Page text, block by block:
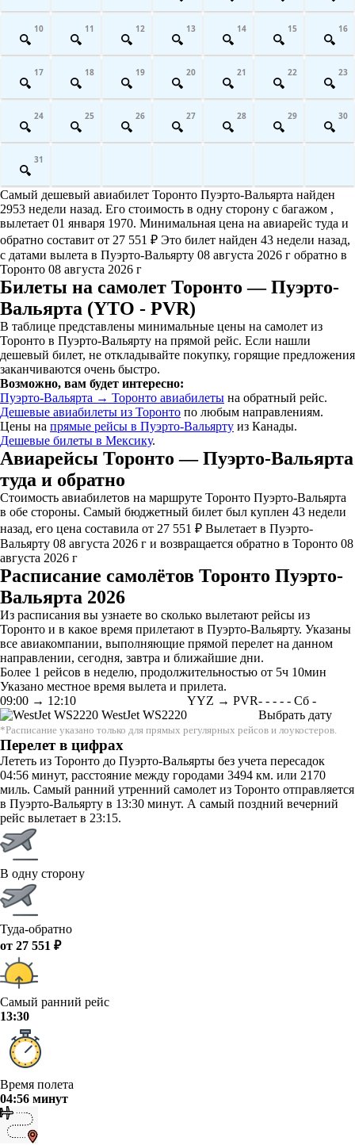
10 11 12 13 14 15 16
17 18 19 20 21 22 23
24 25 26 27 28 29 30
31
Самый дешевый авиабилет Торонто Пуэрто-Вальярта найден
2953 недели назад. Его стоимость в одну сторону с багажом ,
вылетает 01 января 1970. Минимальная цена на авиарейс туда и
обратно составит от 27 551 ₽ Это билет найден 43 недели назад,
с датами вылета в Пуэрто-Вальярту 08 августа 2026 г обратно в
Торонто 08 августа 2026 г
Билеты на самолет Торонто — Пуэрто-
Вальярта (YTO - PVR)
В таблице представлены минимальные цены на самолет из
Торонто в Пуэрто-Вальярту на прямой рейс. Если нашли
дешевый билет, не откладывайте покупку, горящие предложения
заканчиваются очень быстро.
Возможно, вам будет интересно:
Пуэрто-Вальярта → Торонто авиабилеты на обратный рейс.
Дешевые авиабилеты из Торонто по любым направлениям.
Цены на прямые рейсы в Пуэрто-Вальярту из Канады.
Дешевые билеты в Мексику.
Авиарейсы Торонто — Пуэрто-Вальярта
туда и обратно
Стоимость авиабилетов на маршруте Торонто Пуэрто-Вальярта
в обе стороны. Самый бюджетный билет был куплен 43 недели
назад, его цена составила от 27 551 ₽ Вылетает в Пуэрто-
Вальярту 08 августа 2026 г и возвращается обратно в Торонто 08
августа 2026 г
Расписание самолётов Торонто Пуэрто-
Вальярта 2026
Из расписания вы узнаете во сколько вылетают рейсы из
Торонто и в какое время прилетают в Пуэрто-Вальярту. Указаны
все авиакомпании, выполняющие прямой перелет на данном
направлении, сегодня, завтра и ближайшие дни.
Более 1 рейсов в неделю, продолжительностью от 5ч 10мин
Указано местное время вылета и прилета.
09:00 → 12:10
WestJet WS2220
YYZ → PVR- - - - - Сб -
Выбрать дату
*Расписание указано только для прямых регулярных рейсов и лоукостеров.
Перелет в цифрах
Лететь из Торонто до Пуэрто-Вальярты без учета пересадок
04:56 минут, расстояние между городами 3494 км. или 2170
миль. Самый ранний утренний самолет из Торонто отправляется
в Пуэрто-Вальярту в 13:30 минут. А самый поздний вечерний
рейс вылетает в 23:15.
В одну сторону
Туда-обратно
от 27 551 ₽
Самый ранний рейс
13:30
Время полета
04:56 минут